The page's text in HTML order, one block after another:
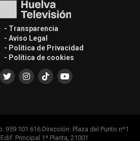
- Transparencia
- Aviso Legal
- Política de Privacidad
- Política de cookies
959 101 616 Dirección: Plaza del Punto nº1
Principal 1ª Planta, 21001